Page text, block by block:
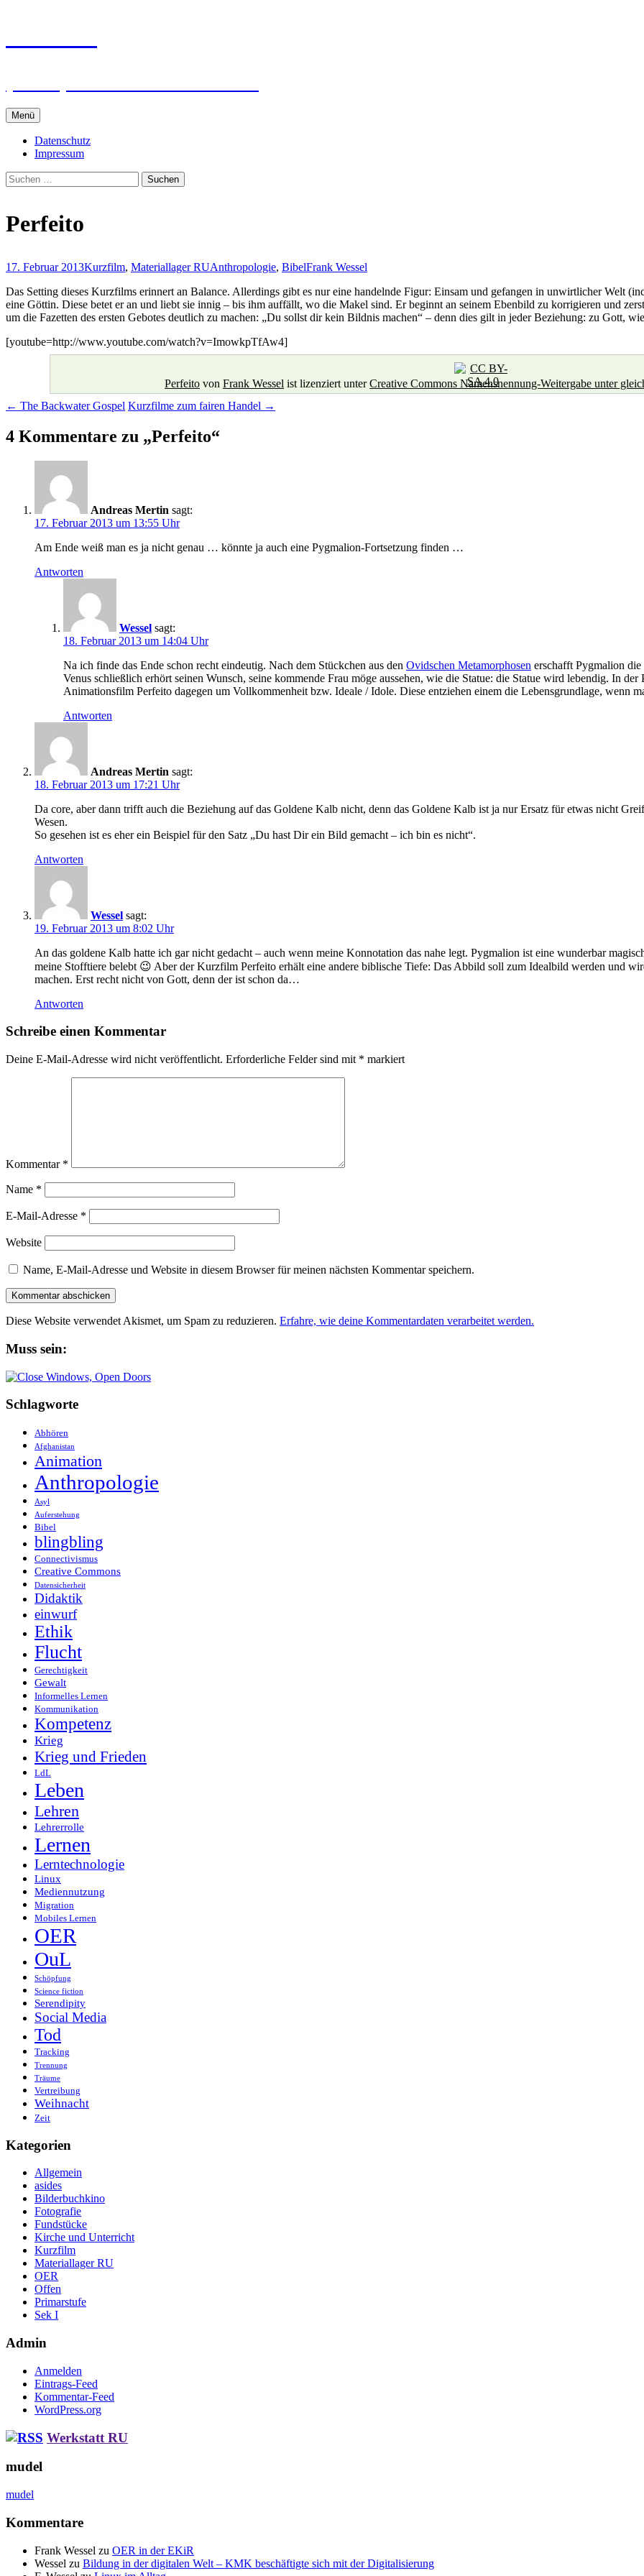
Menü
Datenschutz
Impressum
Suchen
nach:
Perfeito
17. Februar 2013Kurzfilm, Materiallager RUAnthropologie, BibelFrank Wessel
Das Setting dieses Kurzfilms erinnert an Balance. Allerdings gibt es nur eine handelnde Figur: Einsam und gefangen in unwirtlicher Welt
eine Göttin. Diese betet er an und liebt sie innig – bis ihm auffällt, wo die Makel sind. Er beginnt an seinem Ebenbild zu korrigieren und
um die Fazetten des ersten Gebotes deutlich zu machen: „Du sollst dir kein Bildnis machen“ – denn dies gilt in jeder Beziehung: zu Gott,
[youtube=http://www.youtube.com/watch?v=ImowkpTfAw4]
Perfeito von Frank Wessel ist lizenziert unterCreative Commons Namensnennung-Weitergabe unter
Beitragsnavigation
← The Backwater Gospel Kurzfilme zum fairen Handel →
4 Kommentare zu „Perfeito“
Andreas Mertin sagt:
17. Februar 2013 um 13:55 Uhr
Am Ende weiß man es ja nicht genau … könnte ja auch eine Pygmalion-Fortsetzung finden …
Antworten
Wessel sagt:
18. Februar 2013 um 14:04 Uhr
Na ich finde das Ende schon recht eindeutig. Nach dem Stückchen aus den Ovidschen Metamorphosen erschafft Pygmalion
Venus schließlich erhört seinen Wunsch, seine kommende Frau möge aussehen, wie die Statue: die Statue wird lebendig. In
Animationsfilm Perfeito dagegen um Vollkommenheit bzw. Ideale / Idole. Diese entziehen einem die Lebensgrundlage, wenn
Antworten
Andreas Mertin sagt:
18. Februar 2013 um 17:21 Uhr
Da core, aber dann trifft auch die Beziehung auf das Goldene Kalb nicht, denn das Goldene Kalb ist ja nur Ersatz für etwas nicht
Wesen.
So gesehen ist es eher ein Beispiel für den Satz „Du hast Dir ein Bild gemacht – ich bin es nicht“.
Antworten
Wessel sagt:
19. Februar 2013 um 8:02 Uhr
An das goldene Kalb hatte ich gar nicht gedacht – auch wenn meine Konnotation das nahe legt. Pygmalion ist eine wunderbar
meine Stofftiere belebt 😉 Aber der Kurzfilm Perfeito erhält eine andere biblische Tiefe: Das Abbild soll zum Idealbild werden und
machen. Erst recht nicht von Gott, denn der ist schon da…
Antworten
Schreibe einen Kommentar
Deine E-Mail-Adresse wird nicht veröffentlicht. Erforderliche Felder sind mit * markiert
Kommentar *
Name *
E-Mail-Adresse *
Website
Name, E-Mail-Adresse und Website in diesem Browser für meinen nächsten Kommentar speichern.
Diese Website verwendet Akismet, um Spam zu reduzieren. Erfahre, wie deine Kommentardaten verarbeitet werden.
Muss sein:
Schlagworte
Abhören
Afghanistan
Animation
Anthropologie
Asyl
Auferstehung
Bibel
blingbling
Connectivismus
Creative Commons
Datensicherheit
Didaktik
einwurf
Ethik
Flucht
Gerechtigkeit
Gewalt
Informelles Lernen
Kommunikation
Kompetenz
Krieg
Krieg und Frieden
LdL
Leben
Lehren
Lehrerrolle
Lernen
Lerntechnologie
Linux
Mediennutzung
Migration
Mobiles Lernen
OER
OuL
Schöpfung
Science fiction
Serendipity
Social Media
Tod
Tracking
Trennung
Träume
Vertreibung
Weihnacht
Zeit
Kategorien
Allgemein
asides
Bilderbuchkino
Fotografie
Fundstücke
Kirche und Unterricht
Kurzfilm
Materiallager RU
OER
Offen
Primarstufe
Sek I
Admin
Anmelden
Eintrags-Feed
Kommentar-Feed
WordPress.org
Werkstatt RU
mudel
mudel
Kommentare
Frank Wessel zu OER in der EKiR
Wessel zu Bildung in der digitalen Welt – KMK beschäftigte sich mit der Digitalisierung